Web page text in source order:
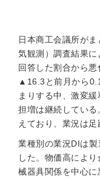
日本商工会議所が
気観測）調査結果
回答した割合から
▲16.3と前月から
まりする中、激変
担増は継続してい
えており、業況は足
業種別の業況DIは
した。物価高によ
械器具関係を中心